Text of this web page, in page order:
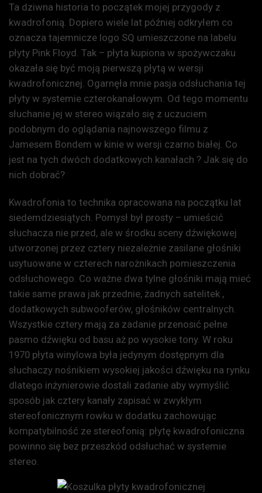
Ta dziwna historia to początek mojej przygody z
kwadrofonią. Dopiero wiele lat później odkryłem co
oznacza tajemnicze logo SQ umieszczone na labelu
płyty Pink Floyd. Tak – płyta kupiona w spożywczaku
okazała się być moją pierwszą płytą w wersji
kwadrofonicznej. Ogarnęła mnie pasja odsłuchania tej
płyty w systemie czterokanałowym. Od tego momentu
słuchanie jej w stereo wiązało się z uczuciem
podobnym do oglądania najnowszego filmu z
Jamesem Bondem w kinie w wersji czarno białej. Co
jest na tych dwóch dodatkowych kanałach ? Jak się do
nich dobrać?
Kwadrofonia to technika opracowana na początku lat
siedemdziesiątych. Pomysł był prosty – umieścić
słuchacza nie przed, ale w środku sceny dźwiękowej
utworzonej przez cztery niezależnie zasilane głośniki
usytuowane w czterech narożnikach pomieszczenia
odsłuchowego. Co ważne dwa tylne głośniki mają mieć
takie same prawa jak przednie, żadnych satelitek ,
dodatkowych subwooferów, głośników centralnych.
Wszystkie cztery mają za zadanie przenosić pełne
pasmo dźwięku od basu aż po wysokie tony. W roku
1970 płyta winylowa była jedynym dostępnym dla
słuchaczy nośnikiem wysokiej jakości dźwięku na rynku
dlatego inżynierowie dostali zadanie aby wymyślić
sposób jak cztery kanały zapisać w zwykłym
stereofonicznym rowku w dodatku zachowując
kompatybilność ze stereofonią: płytę kwadrofoniczna
powinno się bez przeszkód odsłuchać w systemie
stereo.